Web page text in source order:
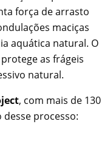
força de arrasto
maciças
aquática natural. O
as frágeis
natural.
, com mais de 130
processo: